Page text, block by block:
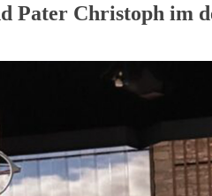
Pater Christoph im